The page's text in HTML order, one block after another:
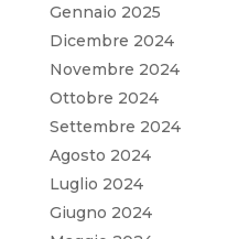
Gennaio 2025
Dicembre 2024
Novembre 2024
Ottobre 2024
Settembre 2024
Agosto 2024
Luglio 2024
Giugno 2024